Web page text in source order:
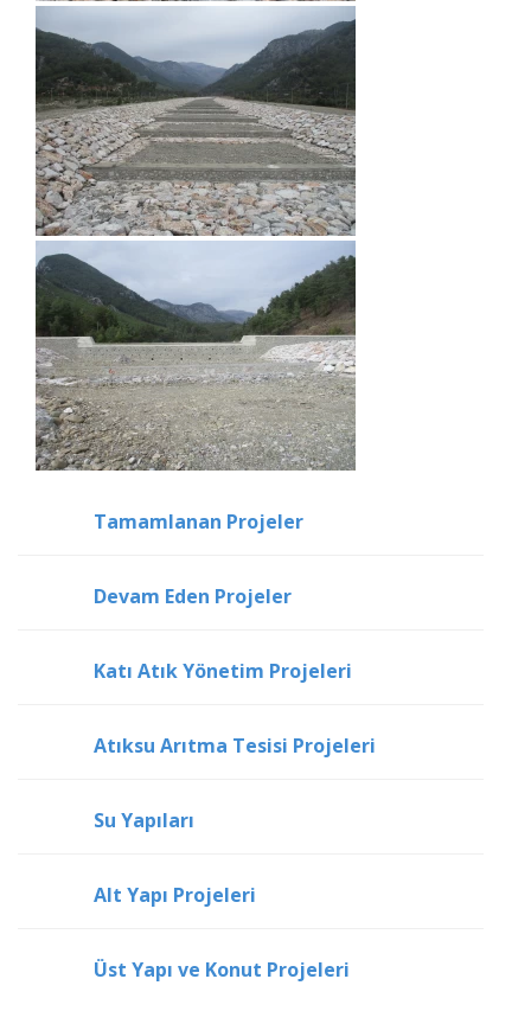
Tamamlanan Projeler
Devam Eden Projeler
Katı Atık Yönetim Projeleri
Atıksu Arıtma Tesisi Projeleri
Su Yapıları
Alt Yapı Projeleri
Üst Yapı ve Konut Projeleri